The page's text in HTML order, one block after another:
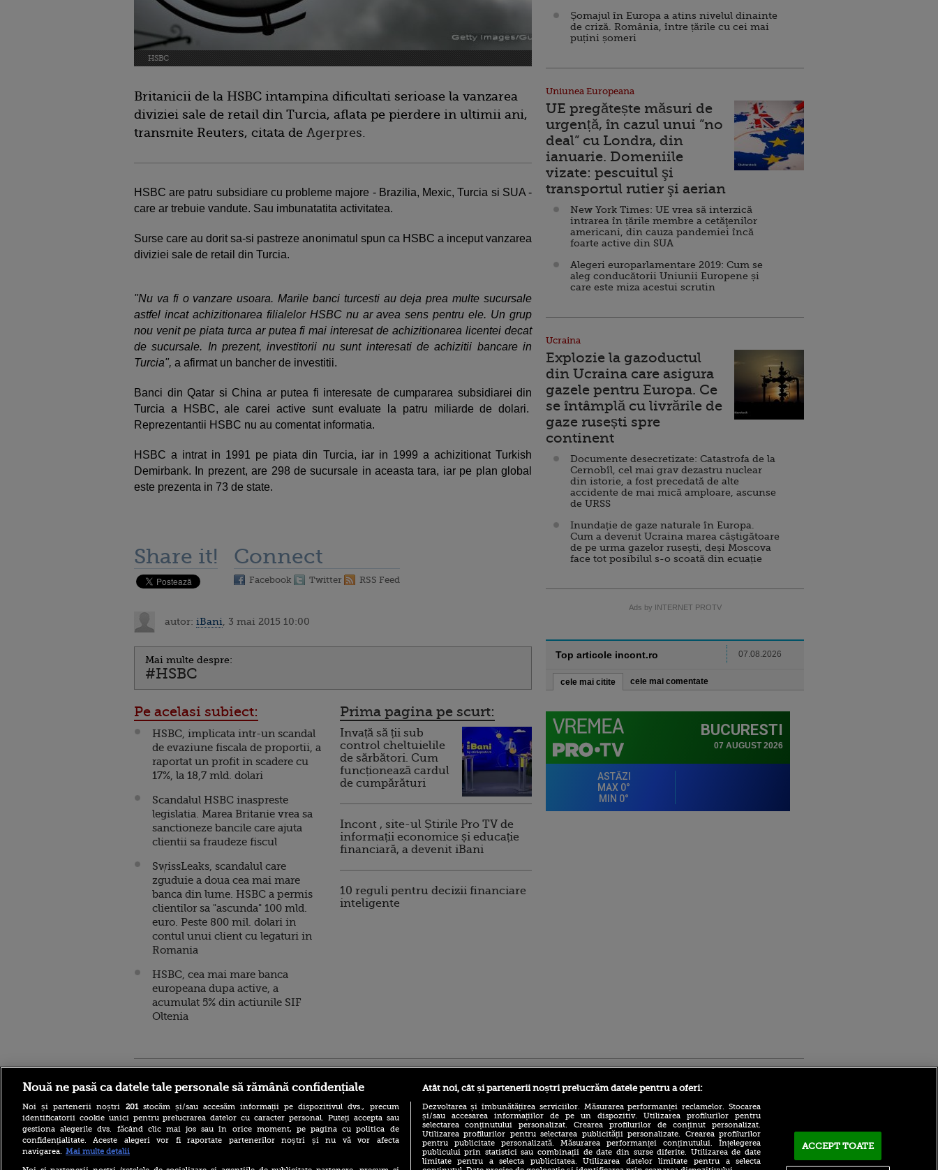
HSBC
Britanicii de la HSBC intampina dificultati serioase la vanzarea
diviziei sale de retail din Turcia, aflata pe pierdere in ultimii ani,
transmite Reuters, citata de Agerpres.
HSBC are patru subsidiare cu probleme majore - Brazilia, Mexic, Turcia si SUA -
care ar trebuie vandute. Sau imbunatatita activitatea.
Surse care au dorit sa-si pastreze anonimatul spun ca HSBC a inceput vanzarea
diviziei sale de retail din Turcia.
"Nu va fi o vanzare usoara. Marile banci turcesti au deja prea multe sucursale
astfel incat achizitionarea filialelor HSBC nu ar avea sens pentru ele. Un grup
nou venit pe piata turca ar putea fi mai interesat de achizitionarea licentei decat
de sucursale. In prezent, investitorii nu sunt interesati de achizitii bancare in
Turcia", a afirmat un bancher de investitii.
Banci din Qatar si China ar putea fi interesate de cumpararea subsidiarei din
Turcia a HSBC, ale carei active sunt evaluate la patru miliarde de dolari.
Reprezentantii HSBC nu au comentat informatia.
HSBC a intrat in 1991 pe piata din Turcia, iar in 1999 a achizitionat Turkish
Demirbank. In prezent, are 298 de sucursale in aceasta tara, iar pe plan global
este prezenta in 73 de state.
Share it! Connect
Facebook Twitter RSS Feed
autor: iBani , 3 mai 2015 10:00
Mai multe despre:
#HSBC
Pe acelasi subiect:
HSBC, implicata intr-un scandal
de evaziune fiscala de proportii, a
raportat un profit in scadere cu
17%, la 18,7 mld. dolari
Scandalul HSBC inaspreste
legislatia. Marea Britanie vrea sa
sanctioneze bancile care ajuta
clientii sa fraudeze fiscul
SwissLeaks, scandalul care
zguduie a doua cea mai mare
banca din lume. HSBC a permis
clientilor sa "ascunda" 100 mld.
euro. Peste 800 mil. dolari in
contul unui client cu legaturi in
Romania
HSBC, cea mai mare banca
europeana dupa active, a
acumulat 5% din actiunile SIF
Oltenia
Prima pagina pe scurt:
Invață să ții sub
control cheltuielile
de sărbători. Cum
funcționează cardul
de cumpărături
Incont , site-ul Știrile Pro TV de
informații economice și educație
financiară, a devenit iBani
10 reguli pentru decizii financiare
inteligente
Șomajul în Europa a atins nivelul dinainte
de criză. România, între țările cu cei mai
puțini șomeri
Uniunea Europeana
UE pregătește măsuri de
urgență, în cazul unui ”no
deal” cu Londra, din
ianuarie. Domeniile
vizate: pescuitul şi
transportul rutier şi aerian
New York Times: UE vrea să interzică
intrarea în țările membre a cetăţenilor
americani, din cauza pandemiei încă
foarte active din SUA
Alegeri europarlamentare 2019: Cum se
aleg conducătorii Uniunii Europene și
care este miza acestui scrutin
Ucraina
Explozie la gazoductul
din Ucraina care asigura
gazele pentru Europa. Ce
se întâmplă cu livrările de
gaze rusești spre
continent
Documente desecretizate: Catastrofa de la
Cernobîl, cel mai grav dezastru nuclear
din istorie, a fost precedată de alte
accidente de mai mică amploare, ascunse
de URSS
Inundație de gaze naturale în Europa.
Cum a devenit Ucraina marea câștigătoare
de pe urma gazelor rusești, deși Moscova
face tot posibilul s-o scoată din ecuație
Ads by INTERNET PROTV
Top articole incont.ro 07.08.2026
cele mai citite cele mai comentate
Nouă ne pasă ca datele tale personale să rămână confidențiale
Noi și partenerii noștri 201stocăm și/sau accesăm informații pe dispozitivul dvs., precum
identificatorii cookie unici pentru prelucrarea datelor cu caracter personal. Puteți accepta sau
gestiona alegerile dvs. făcând clic mai jos sau în orice moment, pe pagina cu politica de
confidențialitate. Aceste alegeri vor fi raportate partenerilor noștri și nu vă vor afecta
navigarea. Mai multe detalii
Atât noi, cât și partenerii noștri prelucrăm datele pentru a oferi:
Dezvoltarea și îmbunătățirea serviciilor. Măsurarea performanței reclamelor. Stocarea
și/sau accesarea informațiilor de pe un dispozitiv. Utilizarea profilurilor pentru
selectarea conținutului personalizat. Crearea profilurilor de conținut personalizat.
Utilizarea profilurilor pentru selectarea publicității personalizate. Crearea profilurilor
pentru publicitate personalizată. Măsurarea performanței conținutului. Înțelegerea
publicului prin statistici sau combinații de date din surse diferite. Utilizarea de date
limitate pentru a selecta publicitatea. Utilizarea datelor limitate pentru a selecta
ACCEPT TOATE